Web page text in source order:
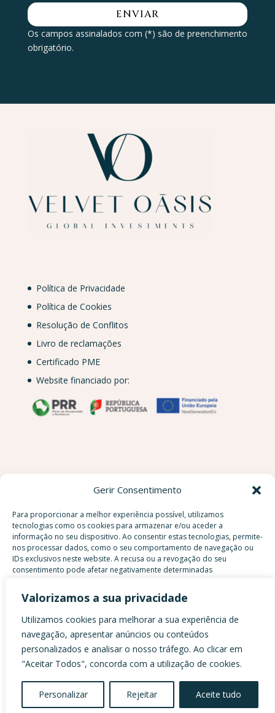
Gerir Consentimento
Para proporcionar a melhor experiência possível, utilizamos
tecnologias como os cookies para armazenar e/ou aceder a
informação no seu dispositivo. Ao consentir estas tecnologias, permite-
nos processar dados, como o seu comportamento de navegação ou
IDs exclusivos neste website. A recusa ou a revogação do seu
consentimento pode afetar negativamente determinadas
Aceitar
Recusar
Política de CookiesDeclaração de privacidade
Valorizamos a sua privacidade
Utilizamos cookies para melhorar a sua experiência de
navegação, apresentar anúncios ou conteúdos
personalizados e analisar o nosso tráfego. Ao clicar em
"Aceitar Todos", concorda com a utilização de cookies.
Personalizar Rejeitar Aceite tudo
Os campos assinalados com (*) são de preenchimento
obrigatório.
Política de Privacidade
Política de Cookies
Resolução de Conflitos
Livro de reclamações
Certificado PME
Website financiado por:
A Velvet Oásis
O Que Fazemos
Emprendimentos
FAQS Perguntas Frequentes
Contactos
RESERVADOS | DESIGN E DESENVOLVIMENTO
BESTSITES.PT